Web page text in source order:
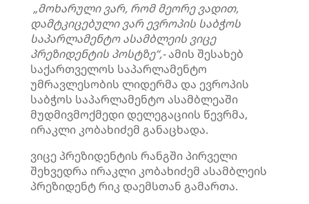
„მოხარული ვარ, რომ მეორე ვადით,
დამტკიცებული ვარ ევროპის საბჭოს
საპარლამენტო ასამბლეის ვიცე
პრეზიდენტის პოსტზე“,-ამის შესახებ
საქართველოს საპარლამენტო
უმრავლესობის ლიდერმა და ევროპის
საბჭოს საპარლამენტო ასამბლეაში
მუდმივმოქმედი დელეგაციის წევრმა,
ირაკლი კობახიძემ განაცხადა.
ვიცე პრეზიდენტის რანგში პირველი
შეხვედრა ირაკლი კობახიძემ ასამბლეის
პრეზიდენტ რიკ დაემსთან გამართა.